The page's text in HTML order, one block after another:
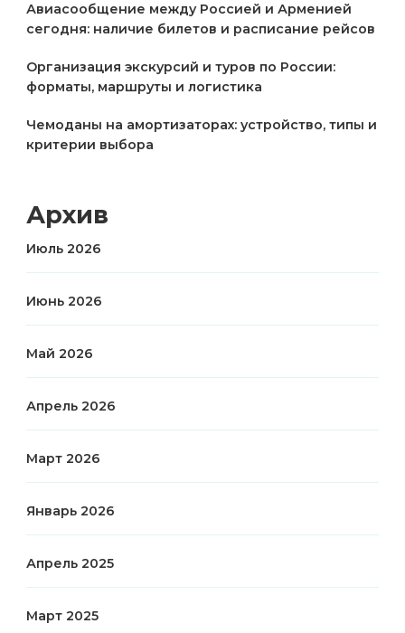
Авиасообщение между Россией и Арменией
сегодня: наличие билетов и расписание рейсов
Организация экскурсий и туров по России:
форматы, маршруты и логистика
Чемоданы на амортизаторах: устройство, типы и
критерии выбора
Архив
Июль 2026
Июнь 2026
Май 2026
Апрель 2026
Март 2026
Январь 2026
Апрель 2025
Март 2025